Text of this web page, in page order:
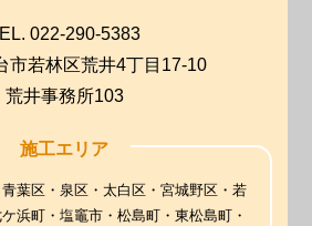
022-290-5383
市若林区荒井4丁目17-10
荒井事務所103
施工エリア
青葉区・泉区・太白区・宮城野区・若
浜町・塩竈市・松島町・東松島町・